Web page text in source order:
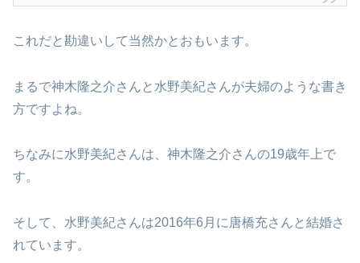
これだと勘違いして当然かとおもいます。
まるで神木隆之介さんと水野美紀さんが夫婦のような書き
方ですよね。
ちなみに水野美紀さんは、神木隆之介さんの19歳年上で
す。
そして、水野美紀さんは2016年6月に唐橋充さんと結婚さ
れています。